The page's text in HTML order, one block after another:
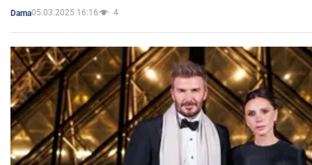
Dama05.03.2025 16:16 4